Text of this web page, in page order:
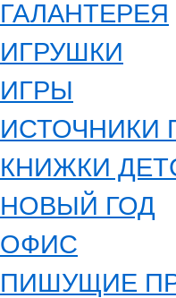
ГАЛАНТЕРЕЯ
ИГРУШКИ
ИГРЫ
ИСТОЧНИКИ
КНИЖКИ
НОВЫЙ ГОД
ОФИС
ПИШУЩИЕ